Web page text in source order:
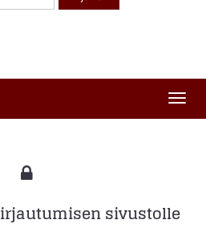
sivustolle